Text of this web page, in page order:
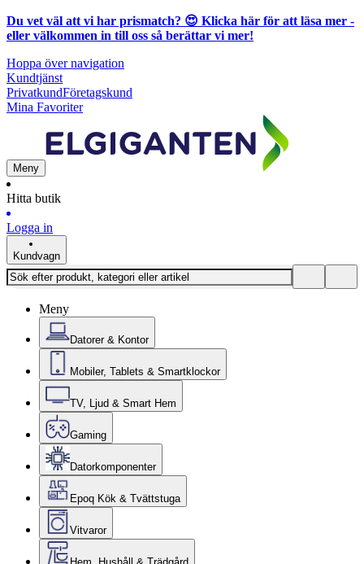
Du vet väl att vi har prismatch? 😍 Klicka här för att läsa mer -
eller välkommen in till oss så berättar vi mer!
Hoppa över navigation
Kundtjänst
PrivatkundFöretagskund
Mina Favoriter
Meny
Hitta butik
Logga in
Kundvagn
Meny
Datorer & Kontor
Mobiler, Tablets & Smartklockor
TV, Ljud & Smart Hem
Gaming
Datorkomponenter
Epoq Kök & Tvättstuga
Vitvaror